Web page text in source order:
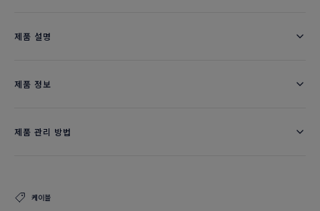
제품 설명
제품 정보
제품 관리 방법
케이블